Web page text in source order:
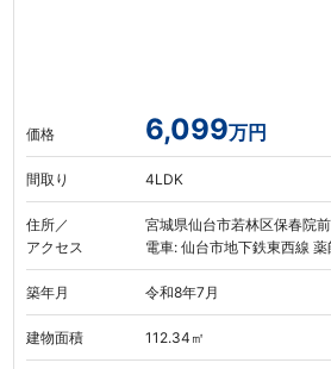
価格 6,099万円
間取り 4LDK
住所／
アクセス
宮城県仙台市若林区保春院
電車: 仙台市地下鉄東西線
築年月 令和8年7月
建物面積 112.34㎡